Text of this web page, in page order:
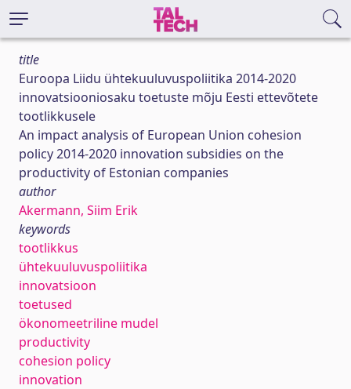
title
Euroopa Liidu ühtekuuluvuspoliitika 2014-2020
innovatsiooniosaku toetuste mõju Eesti ettevõtete
tootlikkusele
An impact analysis of European Union cohesion
policy 2014-2020 innovation subsidies on the
productivity of Estonian companies
author
Akermann, Siim Erik
keywords
tootlikkus
ühtekuuluvuspoliitika
innovatsioon
toetused
ökonomeetriline mudel
productivity
cohesion policy
innovation